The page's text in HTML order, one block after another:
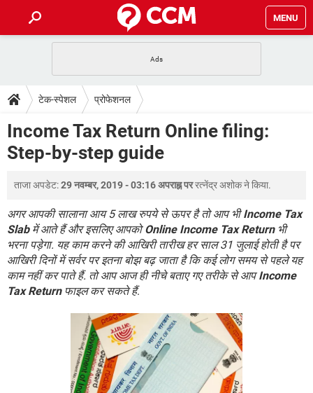
MENU
फोन पर अकाउंट बैलेंस चेक
WhatsApp Hack हो गया? Lucky Patcher यूज करें
टेक-स्पेशल
2020 के फ्री एंटीवायरस
बेस्ट फ्री ऑनलाइन गेम्स
डाउनलोड
Vidmate
FORUM
TikTok Account Freeze हो गया JioPhone में TikTok डाउनलोड
SBI बैंक अकाउंट नंबर पता करें
केबल और कनेक्टर्स कंप्यूटर बस
सीरियल और पैरलल पोर्ट
टेक-स्पेशल प्रोफेशनल
Income Tax Return Online filing:
Step-by-step guide
ताजा अपडेट:29 नवम्बर, 2019 - 03:16 अपराह्न पररत्नेंद्र अशोकने किया.
अगर आपकी सालाना आय 5 लाख रुपये से ऊपर है तो आप भीIncome Tax
Slabमें आते हैं और इसलिए आपकोOnline Income Tax Returnभी
भरना पड़ेगा. यह काम करने की आखिरी तारीख हर साल 31 जुलाई होती है पर
आखिरी दिनों में सर्वर पर इतना बोझ बढ़ जाता है कि कई लोग समय से पहले यह
काम नहीं कर पाते हैं. तो आप आज ही नीचे बताए गए तरीके से आपIncome
Tax Returnफाइल कर सकते हैं.